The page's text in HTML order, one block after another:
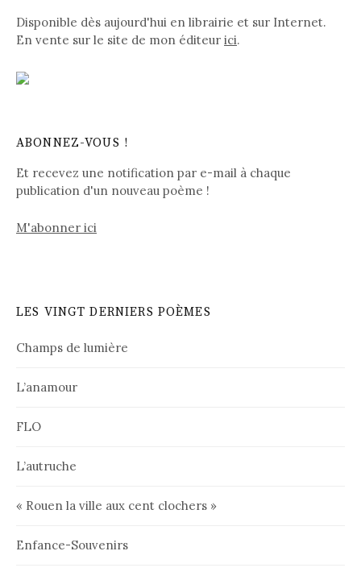
Disponible dès aujourd'hui en librairie et sur Internet.
En vente sur le site de mon éditeur ici.
ABONNEZ-VOUS !
Et recevez une notification par e-mail à chaque
publication d'un nouveau poème !
M'abonner ici
LES VINGT DERNIERS POÈMES
Champs de lumière
L’anamour
FLO
L’autruche
« Rouen la ville aux cent clochers »
Enfance-Souvenirs